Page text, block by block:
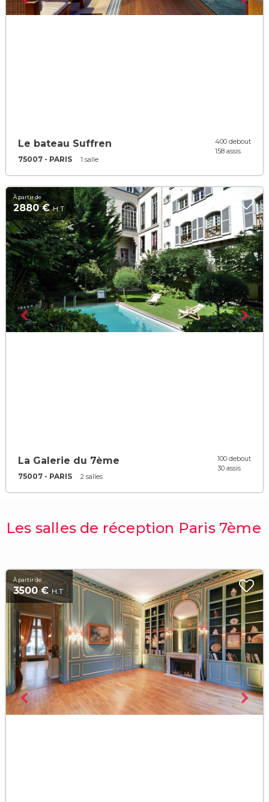
Le bateau Suffren
75007 - PARIS 1 salle
400 debout
158 assis
À partir de
2880 €H.T
La Galerie du 7ème
75007 - PARIS 2 salles
100 debout
30 assis
Les salles de réception Paris 7ème
À partir de
3500 €H.T